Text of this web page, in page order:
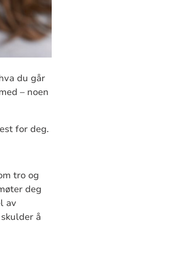
du går
– noen
for deg.
tro og
deg
av
å